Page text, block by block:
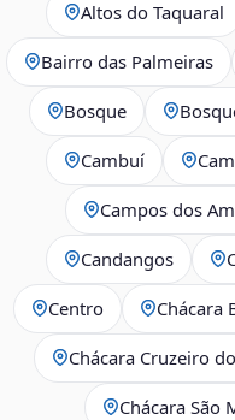
Altos do Taquaral
Bairro das Palmeiras
Bosque
Cambuí
Campos dos
Candangos
Centro Chácara
Chácara Cruzeiro
Chácara São